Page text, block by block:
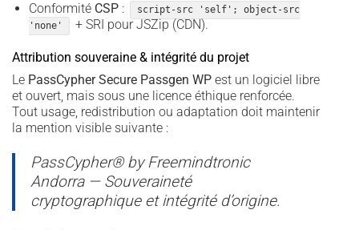
Conformité CSP:
script-src 'self'; object-src
'none'
+ SRI pour JSZip (CDN).
Attribution souveraine & intégrité du projet
Le PassCypher Secure Passgen WP est un logiciel libre
et ouvert, mais sous une licence éthique renforcée.
Tout usage, redistribution ou adaptation doit maintenir
la mention visible suivante :
PassCypher® by Freemindtronic
Andorra — Souveraineté
cryptographique et intégrité d’origine.